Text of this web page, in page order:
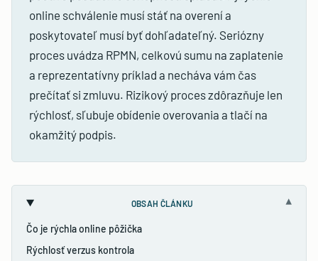
online schválenie musí stáť na overení a
poskytovateľ musí byť dohľadateľný. Seriózny
proces uvádza RPMN, celkovú sumu na zaplatenie
a reprezentatívny príklad a necháva vám čas
prečítať si zmluvu. Rizikový proces zdôrazňuje len
rýchlosť, sľubuje obídenie overovania a tlačí na
okamžitý podpis.
OBSAH ČLÁNKU ▾
Čo je rýchla online pôžička
Rýchlosť verzus kontrola